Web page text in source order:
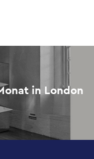
in London